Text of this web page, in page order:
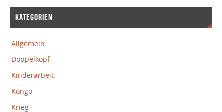
KATEGORIEN
Allgemein
Doppelkopf
Kinderarbeit
Kongo
Krieg